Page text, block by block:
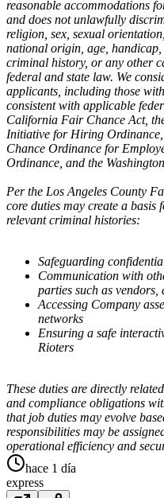
reasonable accommodations
and does not unlawfully
religion, sex, sexual
national origin, age, handicap,
criminal history, or any other
federal and state law. We
applicants, including those
consistent with applicable
California Fair Chance Act,
Initiative for Hiring
Chance Ordinance for
Ordinance, and the
Per the Los Angeles County
core duties may create a
relevant criminal histories:
Safeguarding
Communication with
parties such as
Accessing Company
networks
Ensuring a safe
Rioters
These duties are directly
and compliance obligations
that job duties may evolve
responsibilities may be
operational efficiency and
hace 1 día
express